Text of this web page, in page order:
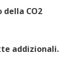
della CO2
addizionali.